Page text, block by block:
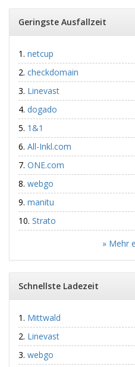
Geringste Ausfallzeit
netcup
checkdomain
Linevast
dogado
1&1
All-Inkl.com
ONE.com
webgo
manitu
Strato
» Mehr
Schnellste Ladezeit
Mittwald
Linevast
webgo